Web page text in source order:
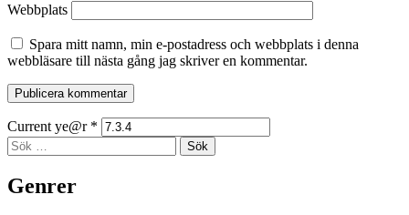
Webbplats
Spara mitt namn, min e-postadress och webbplats i denna
webbläsare till nästa gång jag skriver en kommentar.
Current ye@r *
Sidopanel
Sök
efter:
Genrer